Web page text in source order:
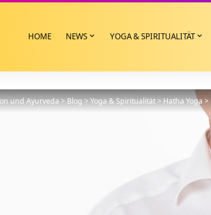
HOME NEWS YOGA & SPIRITUALITÄT
und Ayurveda>Blog>Yoga & Spiritualität>Hatha Yoga>